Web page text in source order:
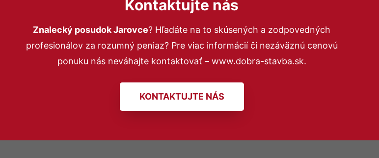
Kontaktujte nás
Znalecký posudok Jarovce? Hľadáte na to skúsených a zodpovedných
profesionálov za rozumný peniaz? Pre viac informácií či nezáväznú cenovú
ponuku nás neváhajte kontaktovať – www.dobra-stavba.sk.
KONTAKTUJTE NÁS